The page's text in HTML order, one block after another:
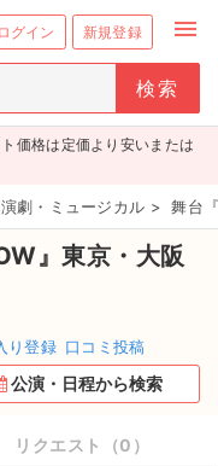
ログイン 新規登録 menu
価格は定価より安いまたは
劇・ミュージカル > 舞台
』東京・大阪
り登録 口コミ投稿
公演・日程から検索
リクエスト（0）